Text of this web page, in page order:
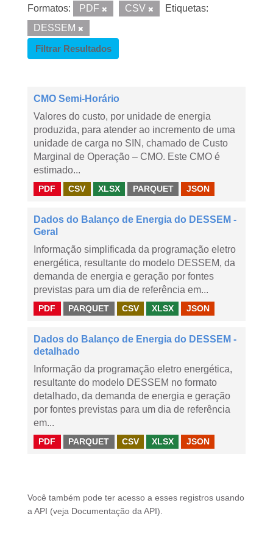
Formatos: PDF CSV
Etiquetas:
DESSEM
Filtrar Resultados
CMO Semi-Horário
Valores do custo, por unidade de energia
produzida, para atender ao incremento de uma
unidade de carga no SIN, chamado de Custo
Marginal de Operação – CMO. Este CMO é
estimado...
PDF CSV XLSX PARQUET JSON
Dados do Balanço de Energia do DESSEM -
Geral
Informação simplificada da programação eletro
energética, resultante do modelo DESSEM, da
demanda de energia e geração por fontes
previstas para um dia de referência em...
PDF PARQUET CSV XLSX JSON
Dados do Balanço de Energia do DESSEM -
detalhado
Informação da programação eletro energética,
resultante do modelo DESSEM no formato
detalhado, da demanda de energia e geração
por fontes previstas para um dia de referência
em...
PDF PARQUET CSV XLSX JSON
Você também pode ter acesso a esses registros usando
a API (veja Documentação da API ).